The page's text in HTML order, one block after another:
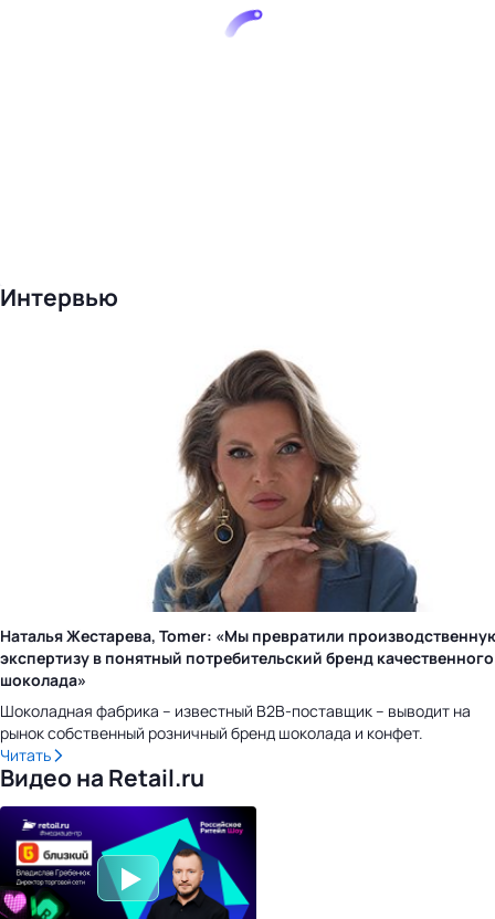
Интервью
Наталья Жестарева, Tomer: «Мы превратили
экспертизу в понятный потребительский бренд качественного
шоколада»
Шоколадная фабрика – известный B2B-поставщик – выводит на
рынок собственный розничный бренд шоколада и конфет.
Читать
Видео на Retail.ru